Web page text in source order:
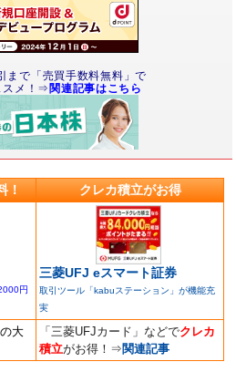
まで「売買手数料無料」で
スメ！⇒ 関連記事はこちら
！ クレカ積立がお得
円
三菱UFJ eスマート証券
取引ツール「kabuステーション」が機能充
実
の大
「三菱UFJカード」などでクレカ
積立がお得！ ⇒ 関連記事